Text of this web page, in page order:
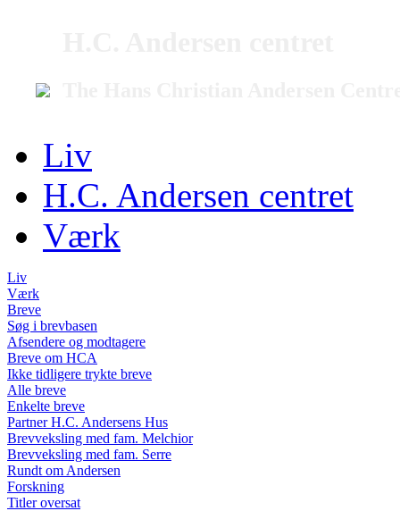
Liv
H.C. Andersen centret
Værk
Liv
Værk
Breve
Søg i brevbasen
Afsendere og modtagere
Breve om HCA
Ikke tidligere trykte breve
Alle breve
Enkelte breve
Partner H.C. Andersens Hus
Brevveksling med fam. Melchior
Brevveksling med fam. Serre
Rundt om Andersen
Forskning
Titler oversat